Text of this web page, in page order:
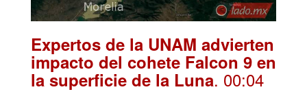
Expertos de la UNAM advierten
impacto del cohete Falcon 9 en
la superficie de la Luna. 00:04